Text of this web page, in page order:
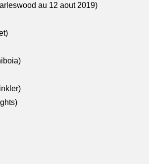
au 12 aout 2019)